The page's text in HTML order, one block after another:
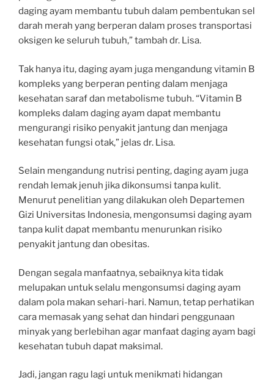
daging ayam membantu tubuh dalam pembentukan sel
darah merah yang berperan dalam proses transportasi
oksigen ke seluruh tubuh,” tambah dr. Lisa.
Tak hanya itu, daging ayam juga mengandung vitamin B
kompleks yang berperan penting dalam menjaga
kesehatan saraf dan metabolisme tubuh. “Vitamin B
kompleks dalam daging ayam dapat membantu
mengurangi risiko penyakit jantung dan menjaga
kesehatan fungsi otak,” jelas dr. Lisa.
Selain mengandung nutrisi penting, daging ayam juga
rendah lemak jenuh jika dikonsumsi tanpa kulit.
Menurut penelitian yang dilakukan oleh Departemen
Gizi Universitas Indonesia, mengonsumsi daging ayam
tanpa kulit dapat membantu menurunkan risiko
penyakit jantung dan obesitas.
Dengan segala manfaatnya, sebaiknya kita tidak
melupakan untuk selalu mengonsumsi daging ayam
dalam pola makan sehari-hari. Namun, tetap perhatikan
cara memasak yang sehat dan hindari penggunaan
minyak yang berlebihan agar manfaat daging ayam bagi
kesehatan tubuh dapat maksimal.
Jadi, jangan ragu lagi untuk menikmati hidangan